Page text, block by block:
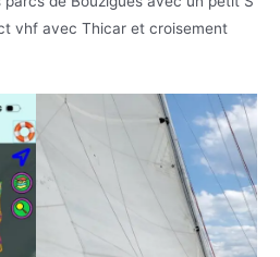
vhf avec Thicar et croisement